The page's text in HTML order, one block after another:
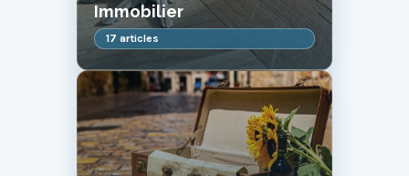
Immobilier
17 articles